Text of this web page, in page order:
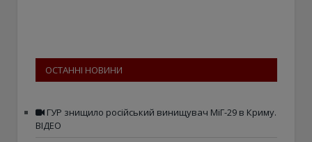
ОСТАННІ НОВИНИ
ГУР знищило російський винищувач МіГ-29 в Криму.
ВІДЕО